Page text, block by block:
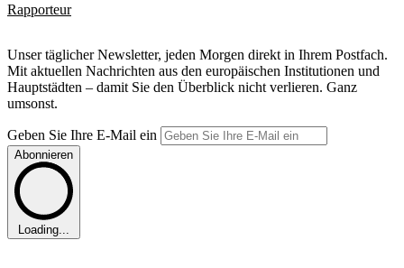
Rapporteur
Unser täglicher Newsletter, jeden Morgen direkt in Ihrem Postfach.
Mit aktuellen Nachrichten aus den europäischen Institutionen und
Hauptstädten – damit Sie den Überblick nicht verlieren. Ganz
umsonst.
Geben Sie Ihre E-Mail ein
Abonnieren
Loading...